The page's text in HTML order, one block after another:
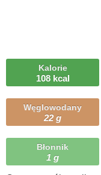
Kalorie
108 kcal
Węglowodany
22 g
Błonnik
1 g